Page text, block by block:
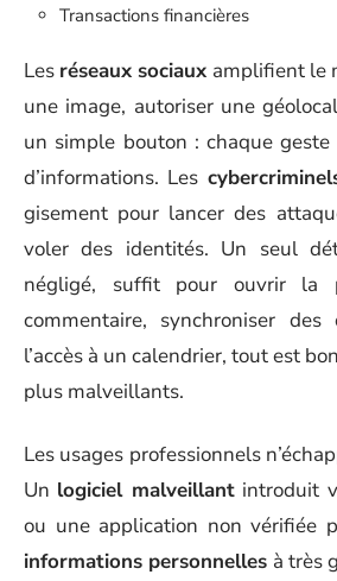
Transactions financières
Les réseaux sociaux amplifient le
une image, autoriser une
un simple bouton : chaque
d’informations. Les
gisement pour lancer des
voler des identités. Un seul
négligé, suffit pour ouvrir la
commentaire, synchroniser des
l’accès à un calendrier, tout est
plus malveillants.
Les usages professionnels
Un logiciel malveillantintroduit
ou une application non vérifiée
informations personnelles à très